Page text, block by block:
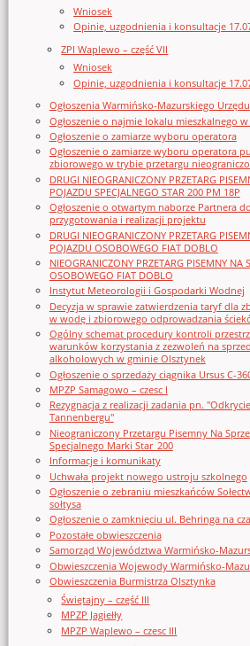
Wniosek
Opinie, uzgodnienia i konsultacje
ZPI Waplewo – część VII
Wniosek
Opinie, uzgodnienia i konsultacje
Ogłoszenia Warmińsko-Mazurskiego
Ogłoszenie o najmie lokalu mieszkalnego
Ogłoszenie o zamiarze wyboru operatora
Ogłoszenie o zamiarze wyboru operatora
zbiorowego w trybie przetargu
DRUGI NIEOGRANICZONY PRZETARG
POJAZDU SPECJALNEGO STAR 200 PM 18P
Ogłoszenie o otwartym naborze Partnera
przygotowania i realizacji projektu
DRUGI NIEOGRANICZONY PRZETARG
POJAZDU OSOBOWEGO FIAT DOBLO
NIEOGRANICZONY PRZETARG PISEMNY NA
OSOBOWEGO FIAT DOBLO
Instytut Meteorologii i Gospodarki Wodnej
Decyzja w sprawie zatwierdzenia taryf dla
w wodę i zbiorowego odprowadzania
Ogólny schemat procedury kontroli
warunków korzystania z zezwoleń na
alkoholowych w gminie Olsztynek
Ogłoszenie o sprzedaży ciągnika Ursus C-
MPZP Samagowo – czesc I
Rezygnacja z realizacji zadania pn.
Tannenbergu"
Nieograniczony Przetargu Pisemny Na
Specjalnego Marki Star_200
Informacje i komunikaty
Uchwała projekt nowego ustroju szkolnego
Ogłoszenie o zebraniu mieszkańców
sołtysa
Ogłoszenie o zamknięciu ul. Behringa na
Pozostałe obwieszczenia
Samorząd Województwa Warmińsko-
Obwieszczenia Wojewody Warmińsko-
Obwieszczenia Burmistrza Olsztynka
Świętajny – część III
MPZP Jagiełły
MPZP Waplewo – czesc III